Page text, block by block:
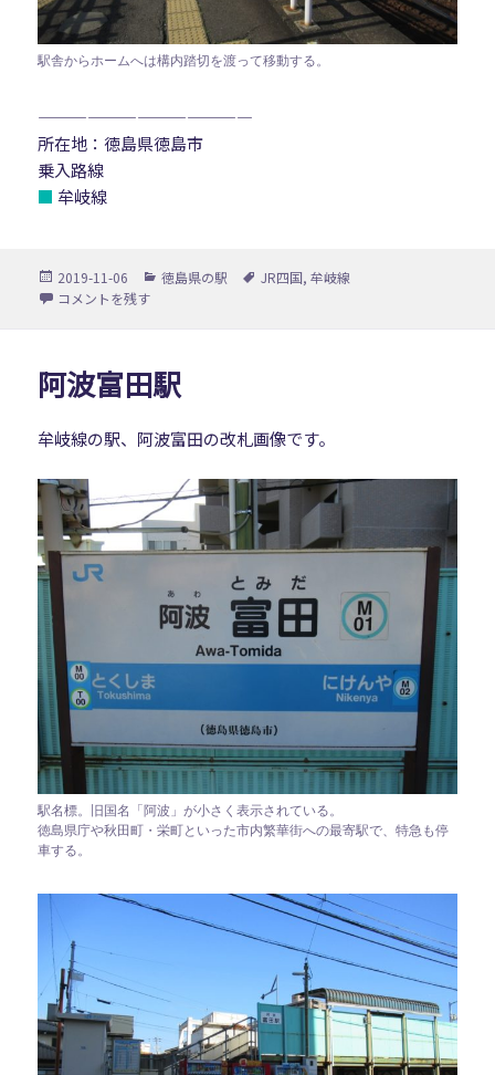
駅舎からホームへは構内踏切を渡って移動する。
—————————————
所在地：徳島県徳島市
乗入路線
■牟岐線
投
稿
2019-11-06
カ
徳島県の駅
タ
JR四国,牟岐線
二軒屋駅 に
コメントを残す
阿波富田駅
牟岐線の駅、阿波富田の改札画像です。
駅名標。旧国名「阿波」が小さく表示されている。
徳島県庁や秋田町・栄町といった市内繁華街への最寄駅で、特急も停
車する。